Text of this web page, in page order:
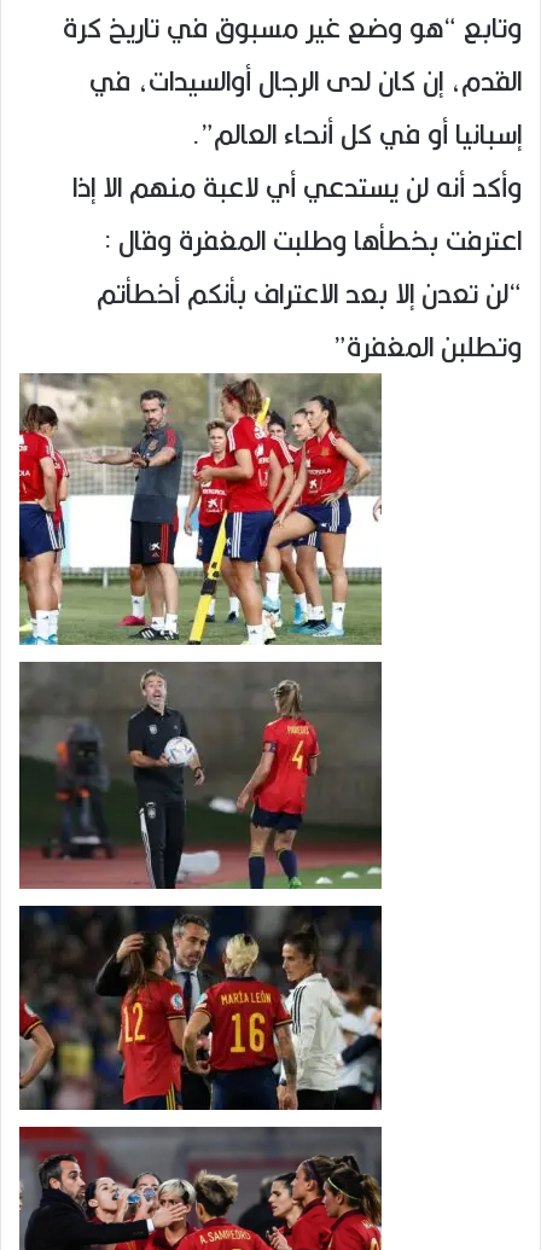
وتابع “هو وضع غير مسبوق في تاريخ كرة
القدم، إن كان لدى الرجال أوالسيدات، في
إسبانيا أو في كل أنحاء العالم”.
وأكد أنه لن يستدعي أي لاعبة منهم الا إذا
اعترفت بخطأها وطلبت المغفرة وقال :
“لن تعدن إلا بعد الاعتراف بأنكم أخطأتم
وتطلبن المغفرة”